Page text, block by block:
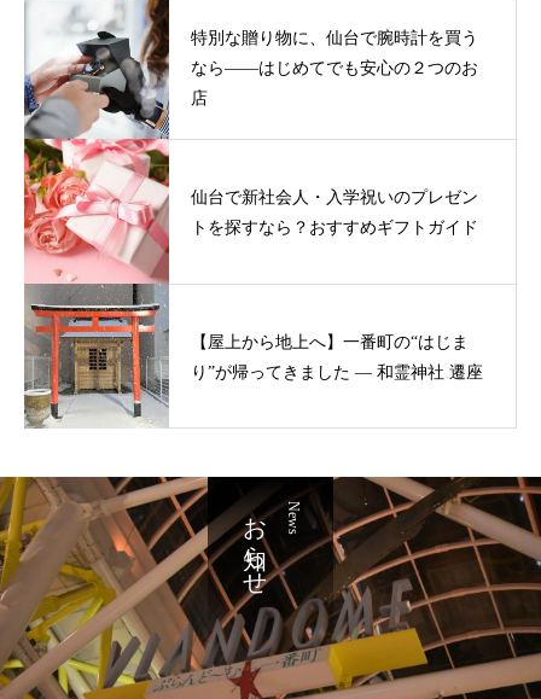
特別な贈り物に、仙台で腕時計を買う
なら——はじめてでも安心の２つのお
店
仙台で新社会人・入学祝いのプレゼン
トを探すなら？おすすめギフトガイド
【屋上から地上へ】一番町の“はじま
り”が帰ってきました ― 和霊神社 遷座
News
お知らせ